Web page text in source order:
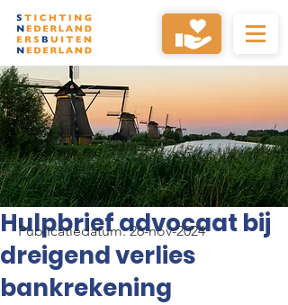
Hulpbrief advocaat bij
dreigend verlies
bankrekening
Publicatiedatum: 26-nov-2024